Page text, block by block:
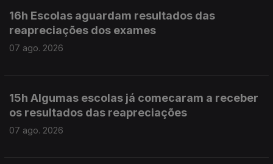
16h Escolas aguardam resultados das
reapreciações dos exames
07 ago. 2026
15h Algumas escolas já comecaram a receber
os resultados das reapreciações
07 ago. 2026